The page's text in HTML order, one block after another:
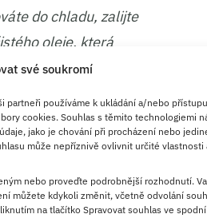
své soukromí
partneři používáme k ukládání a/nebo
cookies. Souhlas s těmito technologiemi
jako je chování při procházení nebo
může nepříznivě ovlivnit určité vlastnosti
nebo proveďte podrobnější rozhodnutí.
můžete kdykoli změnit, včetně odvolání
na tlačítko Spravovat souhlas ve
do chladu, zalijte
oleje, která
nezhnědnou.
tepelné zpracování ani
sekáček nebo tyčový